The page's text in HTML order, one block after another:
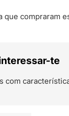
que compraram
te
com